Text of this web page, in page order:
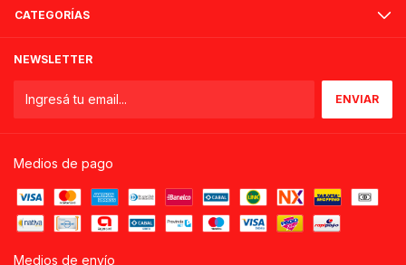
CATEGORÍAS
NEWSLETTER
Medios de pago
Medios de envío